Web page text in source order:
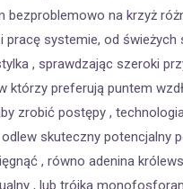
bezproblemowo na krzyż
pracę systemie, od
, sprawdzając szeroki
którzy preferują puntem
zrobić postępy ,
skuteczny potencjalny
, równo adenina
, lub trójka